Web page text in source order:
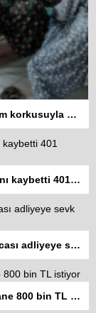
Afganistan’da hamile kadınlar doğumu ölüm korkusuyla bekliyor
DFG Ağustas Ayı Raporu: 2 gazeteci hayatını kaybetti 401 habere erişim engeli getirildi
Narin’i Arama Çalışmaları 13. Gününde: Amcası adliyeye sevk edildi
Devlet hastanesinde ‘cihaz yok’, özel hastane 800 bin TL istiyor